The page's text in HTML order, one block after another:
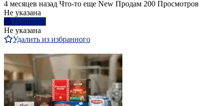
4 месяцев назад Что-то еще New Продам 200 Просмотров
Не указана
Написать
Не указана
Удалить из избранного